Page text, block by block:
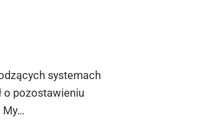
systemach
o pozostawieniu
My…